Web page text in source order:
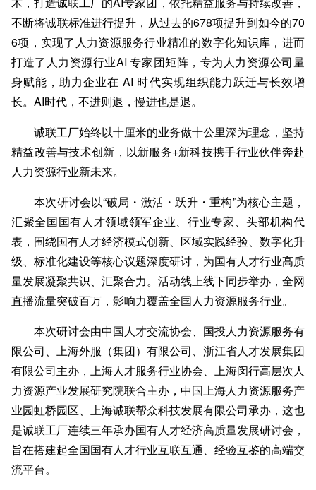
不断将诚联标准进行提升，从过去的678项提升到如今的70
6项，实现了人力资源服务行业精准的数字化知识库，进而
打造了人力资源行业AI 专家团矩阵，专为人力资源公司量
身赋能，助力企业在 AI 时代实现组织能力跃迁与长效增
长。AI时代，不进则退，慢进也是退。
诚联工厂始终以十厘米的业务做十公里深为理念，坚持
精益改善与技术创新，以新服务+新科技携手行业伙伴奔赴
人力资源行业新未来。
本次研讨会以“破局・激活・跃升・重构”为核心主题，
汇聚全国国有人才领域领军企业、行业专家、头部机构代
表，围绕国有人才经济模式创新、区域实践经验、数字化升
级、标准化建设等核心议题深度研讨，为国有人才行业高质
量发展凝聚共识、汇聚合力。 活动线上线下同步举办，全网
直播流量突破百万，影响力覆盖全国人力资源服务行业。
本次研讨会由中国人才交流协会、国投人力资源服务有
限公司、上海外服（集团）有限公司、浙江省人才发展集团
有限公司主办，上海人才服务行业协会、上海闵行高层次人
力资源产业发展研究院联合主办，中国上海人力资源服务产
业园虹桥园区、上海诚联帮众科技发展有限公司承办，这也
是诚联工厂连续三年承办国有人才经济高质量发展研讨会，
旨在搭建起全国国有人才行业互联互通、经验互鉴的高端交
流平台。